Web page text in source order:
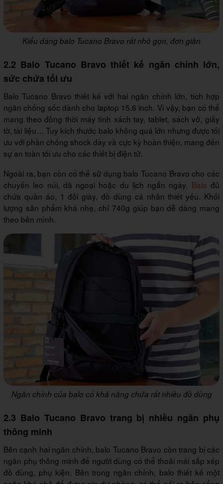
Kiểu dáng balo Tucano Bravo rất nhỏ gọn, đơn giản
2.2 Balo Tucano Bravo thiết kế ngăn chính lớn,
sức chứa tối ưu
Balo Tucano Bravo thiết kế với hai ngăn chính lớn, tích hợp
ngăn chống sốc dành cho laptop 15.6 inch. Vì vậy, bạn có thể
mang theo đồng thời máy tính xách tay, tablet, sách vở, giấy
tờ, tài liệu… Tuy kích thước balo không quá lớn nhưng được tối
ưu với phần chống shock dày và cực kỳ hoàn thiện, mang đến
sự an toàn tối ưu cho các thiết bị điện tử.
Ngoài ra, bạn còn có thể sử dụng balo Tucano Bravo cho các
chuyến leo núi, dã ngoại hoặc du lịch ngắn ngày. Balo đủ
chứa quần áo, 1 đôi giày, đồ dùng cá nhân thiết yếu. Khối
lượng sản phẩm khá nhẹ, chỉ 740g giúp bạn dễ dàng mang
theo bên mình.
Ngăn chính của balo có khả năng chứa rất nhiều đồ dùng
2.3 Balo Tucano Bravo trang bị nhiều ngăn phụ
thông minh
Bên cạnh hai ngăn chính, balo Tucano Bravo còn trang bị các
ngăn phụ thông minh để người dùng có thể thoải mái sắp xếp
đồ dùng, phụ kiện. Bên trong ngăn chính, balo thiết kế một